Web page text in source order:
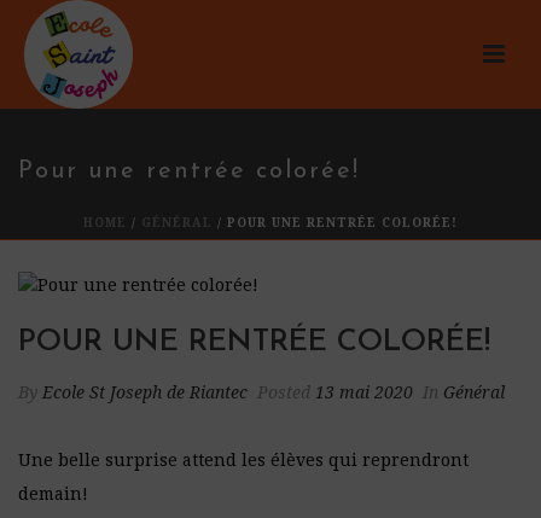
Pour une rentrée colorée!
HOME / GÉNÉRAL / POUR UNE RENTRÉE COLORÉE!
POUR UNE RENTRÉE COLORÉE!
By Ecole St Joseph de Riantec Posted 13 mai 2020 In Général
Une belle surprise attend les élèves qui reprendront
demain!